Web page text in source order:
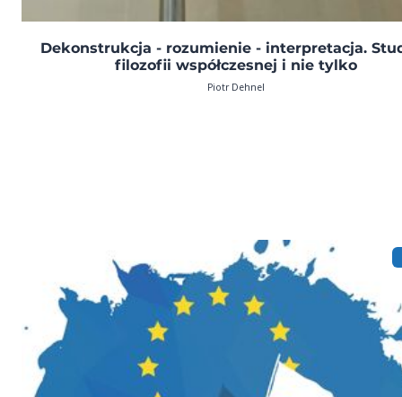
Dekonstrukcja - rozumienie - interpretacja.
filozofii współczesnej i nie tylko
Piotr Dehnel